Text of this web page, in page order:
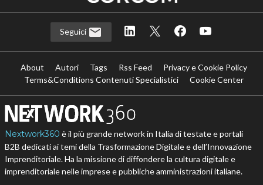
Seguici
About Autori Tags Rss Feed
Privacy e Cookie Policy
Terms&Conditions Contenuti Specialistici
Cookie Center
Nextwork360 è il più grande network in Italia di testate e portali
B2B dedicati ai temi della Trasformazione Digitale e dell’Innovazione
Imprenditoriale. Ha la missione di diffondere la cultura digitale e
imprenditoriale nelle imprese e pubbliche amministrazioni italiane.